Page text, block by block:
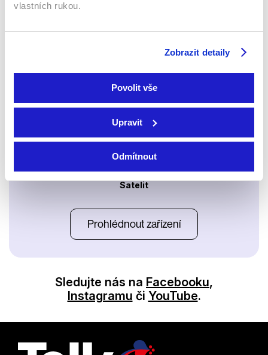
vlastních rukou.
Zobrazit detaily
Povolit vše
Upravit
Odmítnout
Satelit
Prohlédnout zařízení
Sledujte nás na Facebooku,
Instagramu či YouTube.